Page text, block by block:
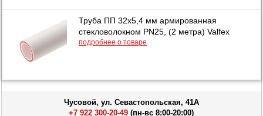
Труба ПП 32х5,4 мм армированная
стекловолокном PN25, (2 метра) Valfex
подробнее о товаре
Чусовой, ул. Севастопольская, 41А
+7 922 300-20-49 (пн-вс 8:00-20:00)